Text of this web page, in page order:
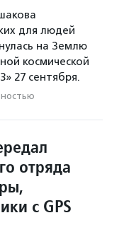
для людей
на Землю
космической
27 сентября.
отряда
с GPS